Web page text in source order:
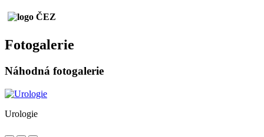
Fotogalerie
Náhodná fotogalerie
Urologie